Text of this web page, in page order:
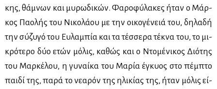
κης, θά­μνων και μυ­ρω­δι­κών. Φα­ρο­φύ­λα­κες ήταν ο Μάρ­
κος Πα­ο­λής του Νι­κο­λά­ου με την οι­κο­γέ­νειά του, δη­λα­δή
την σύ­ζυ­γό του Ευ­λα­μπία και τα τέσ­σε­ρα τέ­κνα του, το μι­
κρό­τε­ρο δύο ετών μό­λις, κα­θώς και ο Ντο­μέ­νι­κος Διό­της
του Μαρ­κέ­λου, η γυ­ναί­κα του Μα­ρία έγκυος στο πέμ­πτο
παι­δί της, πα­ρά το νε­α­ρόν της ηλι­κί­ας της, ήταν μό­λις εί­